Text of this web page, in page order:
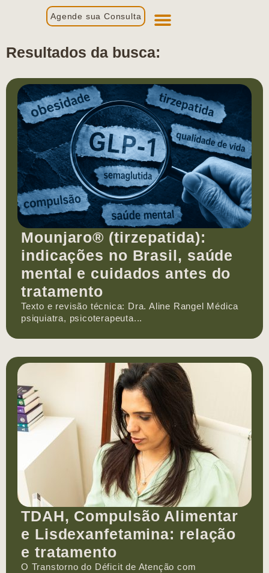
Agende sua Consulta
Resultados da busca:
Mounjaro® (tirzepatida):
indicações no Brasil, saúde
mental e cuidados antes do
tratamento
Texto e revisão técnica: Dra. Aline Rangel Médica
psiquiatra, psicoterapeuta...
TDAH, Compulsão Alimentar
e Lisdexanfetamina: relação
e tratamento
O Transtorno do Déficit de Atenção com